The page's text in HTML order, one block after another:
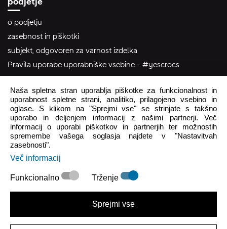
o podjetju
zasebnost in piškotki
subjekt, odgovoren za varnost izdelka
Pravila uporabe uporabniške vsebine – #yescrocs
pomoč uporabnikom
Pon - Pet 8:00 - 16:00
Sob - Ned Zaprto
crocs.trgovina@intersocks.com
+386 25 371 454
Pošlji
Strinjam se sPolitiko zasebnosti.
Naša spletna stran uporablja piškotke za funkcionalnost in
uporabnost spletne strani, analitiko, prilagojeno vsebino in
oglase. S klikom na "Sprejmi vse" se strinjate s takšno
uporabo in deljenjem informacij z našimi partnerji. Več
informacij o uporabi piškotkov in partnerjih ter možnostih
spremembe vašega soglasja najdete v "Nastavitvah
zasebnosti".
Več informacij
Funkcionalno Trženje
Sprejmi vse